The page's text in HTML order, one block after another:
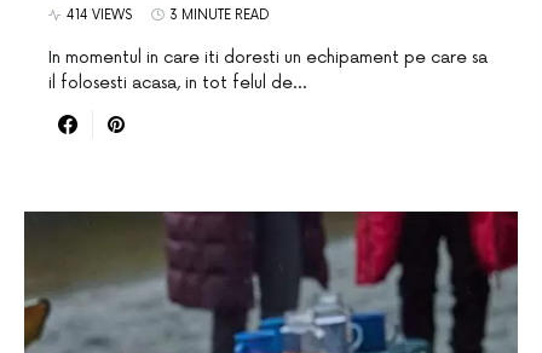
414 VIEWS 3 MINUTE READ
In momentul in care iti doresti un echipament pe care sa
il folosesti acasa, in tot felul de…